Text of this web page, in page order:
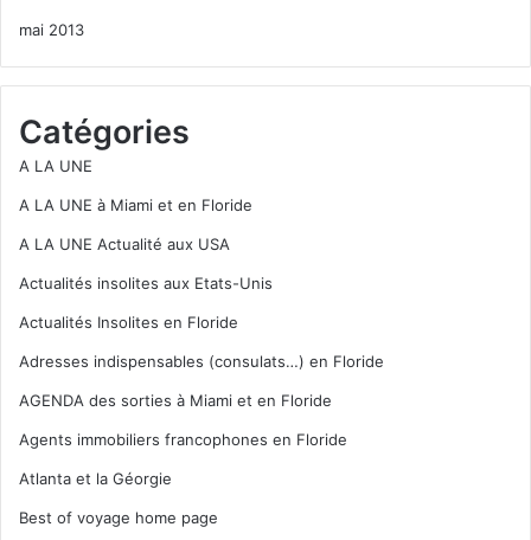
mai 2013
Catégories
A LA UNE
A LA UNE à Miami et en Floride
A LA UNE Actualité aux USA
Actualités insolites aux Etats-Unis
Actualités Insolites en Floride
Adresses indispensables (consulats…) en Floride
AGENDA des sorties à Miami et en Floride
Agents immobiliers francophones en Floride
Atlanta et la Géorgie
Best of voyage home page